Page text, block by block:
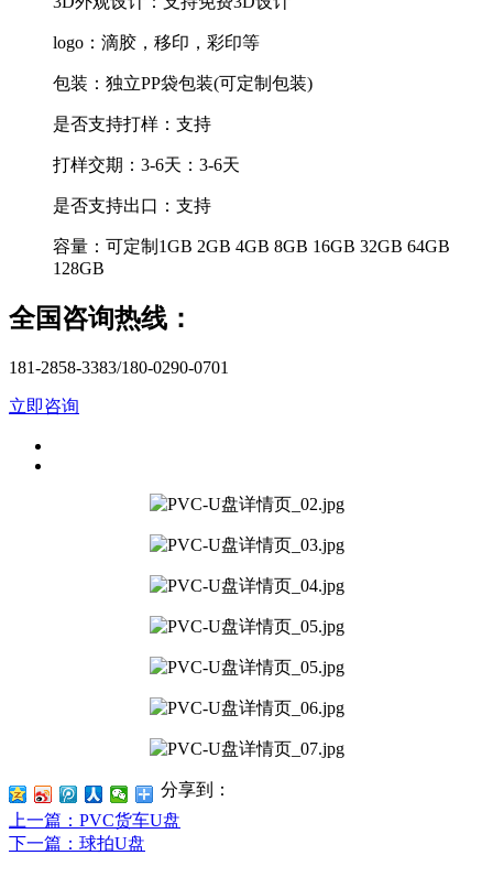
logo： 滴胶，移印，彩印等
包装： 独立PP袋包装(可定制包装)
是否支持打样： 支持
打样交期：3-6天： 3-6天
是否支持出口： 支持
容量： 可定制1GB 2GB 4GB 8GB 16GB 32GB 64GB
128GB
全国咨询热线：
181-2858-3383/180-0290-0701
立即咨询
分享到：
上一篇 ：PVC货车U盘
下一篇 ：球拍U盘